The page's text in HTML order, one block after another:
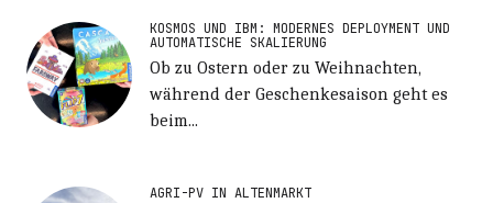
KOSMOS UND IBM: MODERNES DEPLOYMENT UND
AUTOMATISCHE SKALIERUNG
Ob zu Ostern oder zu Weihnachten,
während der Geschenkesaison geht es
beim...
AGRI-PV IN ALTENMARKT